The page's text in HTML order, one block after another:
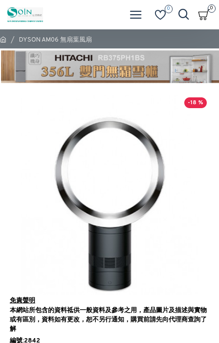
0 0
DYSON AM06 無扇葉風扇
-18 %
免責聲明
本網站所包含的資料祗供一般資料及參考之用，產品圖片及描述與實物
或有區別，資料如有更改，恕不另行通知，購買前請先向代理商查詢了
解
編號:2842